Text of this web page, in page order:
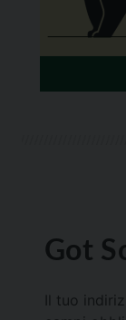
Got
Il tuo